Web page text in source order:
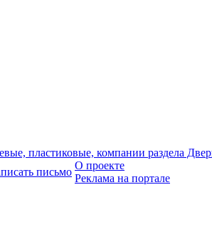
О проекте
Реклама на портале